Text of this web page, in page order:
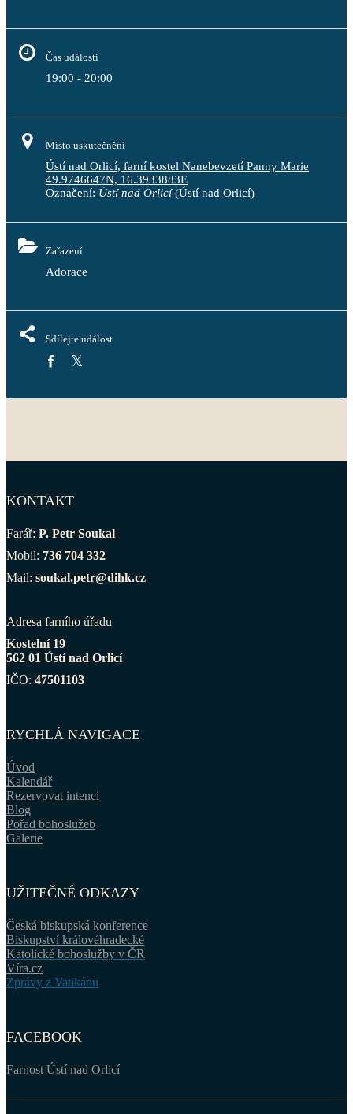
Čas události
19:00 - 20:00
Místo uskutečnění
Ústí nad Orlicí, farní kostel Nanebevzetí Panny Marie
49.9746647N, 16.3933883E
Označení: Ústí nad Orlicí(Ústí nad Orlicí)
Zařazení
Adorace
Sdílejte událost
KONTAKT
Farář: P. Petr Soukal
Mobil: 736 704 332
Mail: soukal.petr@dihk.cz
Adresa farního úřadu
Kostelní 19
562 01 Ústí nad Orlicí
IČO: 47501103
RYCHLÁ NAVIGACE
Úvod
Kalendář
Rezervovat intenci
Blog
Pořad bohoslužeb
Galerie
UŽITEČNÉ ODKAZY
Česká biskupská konference
Biskupství královéhradecké
Katolické bohoslužby v ČR
Víra.cz
Zprávy z Vatikánu
FACEBOOK
Farnost Ústí nad Orlicí